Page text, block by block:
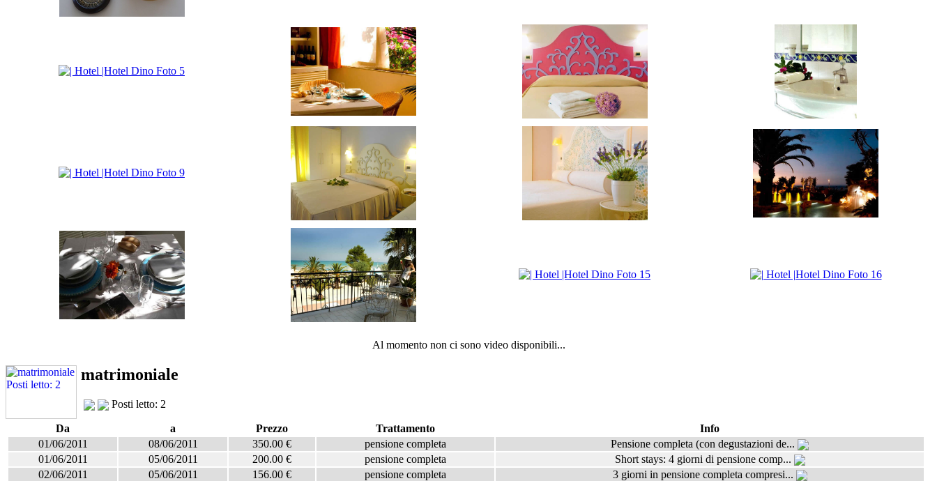
Al momento non ci sono video disponibili...
matrimoniale
Posti letto: 2
Da a Prezzo Trattamento
Info
01/06/2011
08/06/2011 350.00 € pensione completa
Pensione completa (con degustazioni de...
01/06/2011
05/06/2011 200.00 € pensione completa
Short stays: 4 giorni di pensione comp...
02/06/2011
05/06/2011 156.00 € pensione completa 3 giorni in pensione completa compresi...